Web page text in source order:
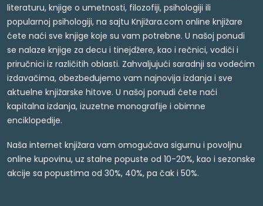
literaturu, knjige o umetnosti, filozofiji, psihologiji ili
popularnoj psihologiji, na sajtu Knjižara.com online knjižare
ćete naći sve knjige koje su vam potrebne. U našoj ponudi
se nalaze knjige za decu i tinejdžere, kao i rečnici, vodiči i
priručnici iz različitih oblasti. Zahvaljujući saradnji sa vodećim
izdavačima, obezbeđujemo vam najnovija izdanja i sve
aktuelne knjižarske hitove. U našoj ponudi ćete naći
kapitalna izdanja, izuzetne monografije i obimne
enciklopedije.
Naša internet knjižara vam omogućava sigurnu i povoljnu
online kupovinu, uz stalne popuste od 10-20%, kao i sezonske
akcije sa popustima od 30%, 40%, pa čak i 50%.